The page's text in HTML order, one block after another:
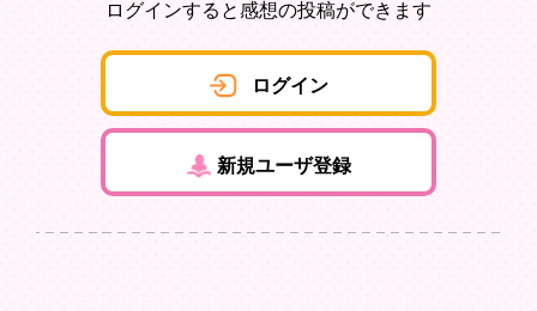
ログインすると感想の投稿ができます
ログイン
新規ユーザ登録